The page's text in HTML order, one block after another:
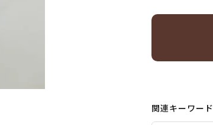
関連キーワード